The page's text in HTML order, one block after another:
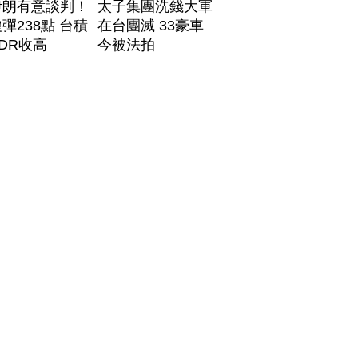
有意談判！
238點 台積
收高
太子集團洗錢大軍
在台團滅 33豪車
今被法拍